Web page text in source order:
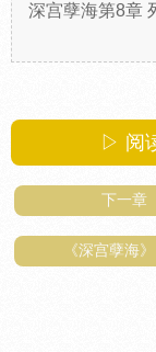
深宫孽海第8章
▷ 阅
下一章
《深宫孽海